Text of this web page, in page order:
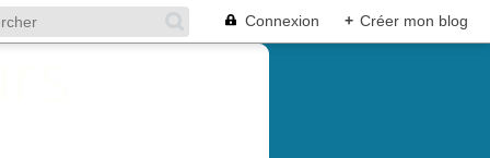
Connexion + Créer mon blog